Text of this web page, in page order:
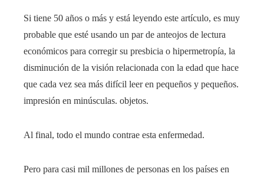
Si tiene 50 años o más y está leyendo este artículo, es muy
probable que esté usando un par de anteojos de lectura
económicos para corregir su presbicia o hipermetropía, la
disminución de la visión relacionada con la edad que hace
que cada vez sea más difícil leer en pequeños y pequeños.
impresión en minúsculas. objetos.
Al final, todo el mundo contrae esta enfermedad.
Pero para casi mil millones de personas en los países en